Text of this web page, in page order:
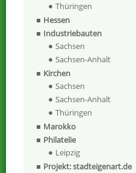
Thüringen
Hessen
Industriebauten
Sachsen
Sachsen-Anhalt
Kirchen
Sachsen
Sachsen-Anhalt
Thüringen
Marokko
Philatelie
Leipzig
Projekt: stadteigenart.de